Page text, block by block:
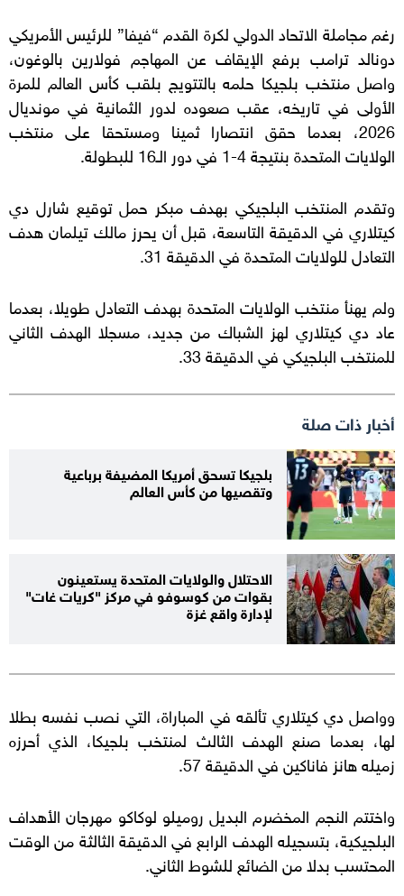
رغم مجاملة الاتحاد الدولي لكرة القدم “فيفا” للرئيس الأمريكي
دونالد ترامب برفع الإيقاف عن المهاجم فولارين بالوغون،
واصل منتخب بلجيكا حلمه بالتتويج بلقب كأس العالم للمرة
الأولى في تاريخه، عقب صعوده لدور الثمانية في مونديال
2026، بعدما حقق انتصارا ثمينا ومستحقا على منتخب
الولايات المتحدة بنتيجة 4-1 في دور الـ16 للبطولة.
وتقدم المنتخب البلجيكي بهدف مبكر حمل توقيع شارل دي
كيتلاري في الدقيقة التاسعة، قبل أن يحرز مالك تيلمان هدف
التعادل للولايات المتحدة في الدقيقة 31.
ولم يهنأ منتخب الولايات المتحدة بهدف التعادل طويلا، بعدما
عاد دي كيتلاري لهز الشباك من جديد، مسجلا الهدف الثاني
للمنتخب البلجيكي في الدقيقة 33.
أخبار ذات صلة
بلجيكا تسحق أمريكا المضيفة برباعية
وتقصيها من كأس العالم
الاحتلال والولايات المتحدة يستعينون
بقوات من كوسوفو في مركز "كريات غات"
لإدارة واقع غزة
وواصل دي كيتلاري تألقه في المباراة، التي نصب نفسه بطلا
لها، بعدما صنع الهدف الثالث لمنتخب بلجيكا، الذي أحرزه
زميله هانز فاناكين في الدقيقة 57.
واختتم النجم المخضرم البديل روميلو لوكاكو مهرجان الأهداف
البلجيكية، بتسجيله الهدف الرابع في الدقيقة الثالثة من الوقت
المحتسب بدلا من الضائع للشوط الثاني.